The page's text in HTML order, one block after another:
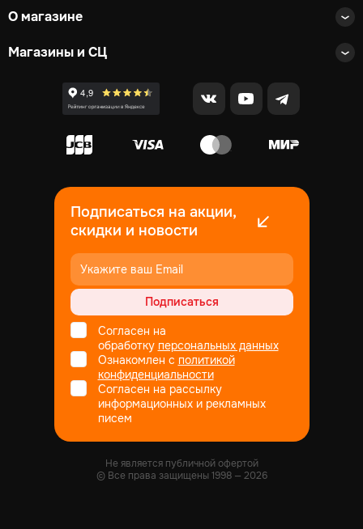
О магазине
Магазины и СЦ
Подписаться на акции,
скидки и новости
Подписаться
Согласен на
обработку персональных данных
Ознакомлен с политикой
конфиденциальности
Согласен на рассылку
информационных и рекламных
писем
Не является публичной офертой
© Все права защищены1998— 2026